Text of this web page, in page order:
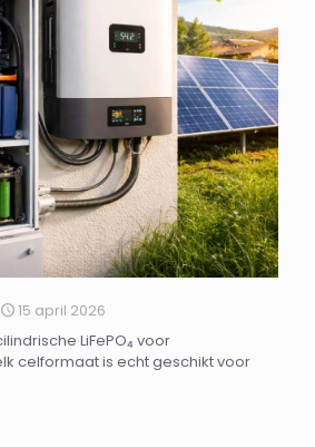
15 april 2026
LiFePO₄ voor
celformaat is echt geschikt voor